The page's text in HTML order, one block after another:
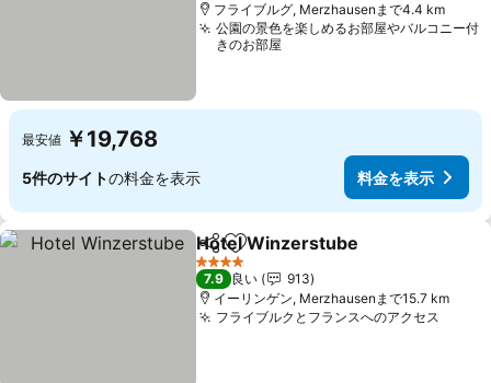
フライブルグ, Merzhausenまで4.4 km
公園の景色を楽しめるお部屋やバルコニー付
きのお部屋
最安値 ￥19,768
5件のサイトの料金を表示 料金を表示
シェアお気に入りに追加
Hotel Winzerstube
4 ホテルのランク
7.9 良い
913
イーリンゲン, Merzhausenまで15.7 km
フライブルクとフランスへのアクセス